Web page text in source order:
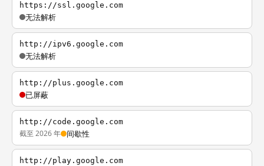
https://ssl.google.com
无法解析
http://ipv6.google.com
无法解析
http://plus.google.com
已屏蔽
http://code.google.com
截至 2026 年 间歇性
http://play.google.com